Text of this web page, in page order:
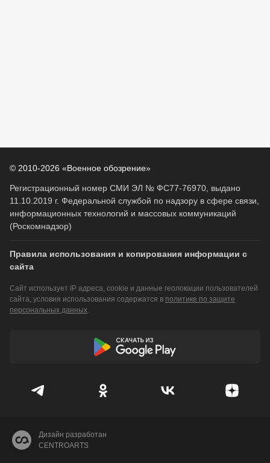
© 2010-2026 «Военное обозрение»
Регистрационный номер СМИ ЭЛ № ФС77-76970, выдано
11.10.2019 г. Федеральной службой по надзору в сфере связи,
информационных технологий и массовых коммуникаций
(Роскомнадзор)
Правила использования и копирования информации с
сайта
Сайт использует IP адреса, cookie и данные геолокации пользователей
сайта, условия использования содержатся в политике по защите
персональных данных.
Дизайн разработан
CENTROARTS